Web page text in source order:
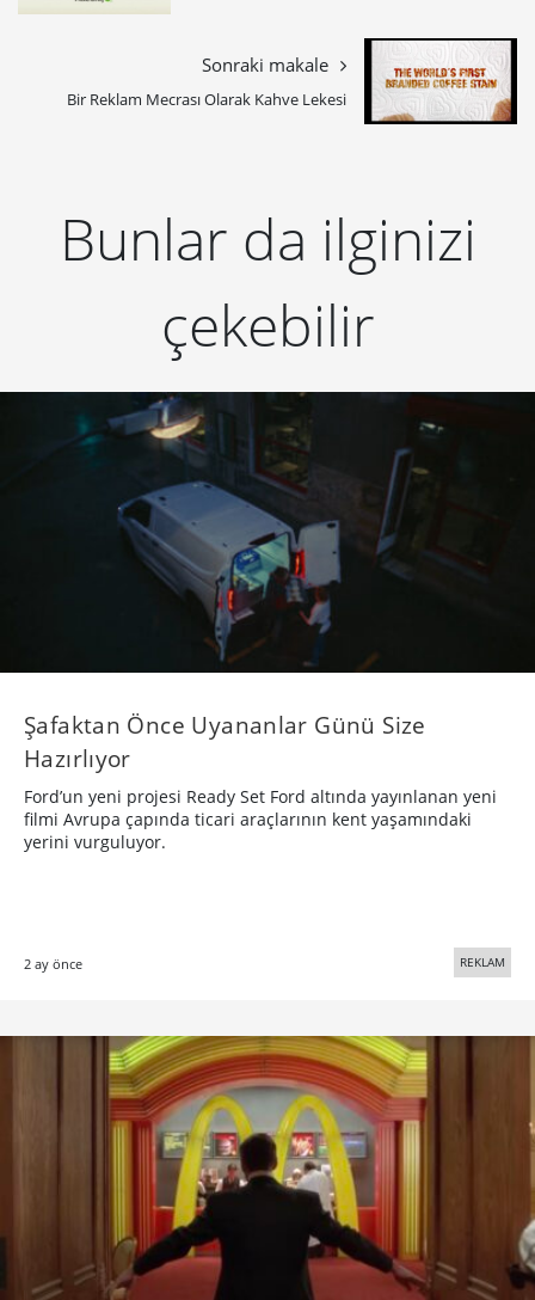
Sonraki makale
Bir Reklam Mecrası Olarak Kahve Lekesi
Bunlar da ilginizi
çekebilir
Şafaktan Önce Uyananlar Günü Size
Hazırlıyor
Ford’un yeni projesi Ready Set Ford altında yayınlanan yeni
filmi Avrupa çapında ticari araçlarının kent yaşamındaki
yerini vurguluyor.
2 ay önce REKLAM